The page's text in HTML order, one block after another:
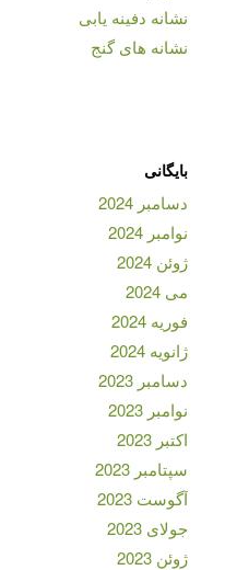
نشانه دفینه یابی
نشانه های گنج
بایگانی
دسامبر 2024
نوامبر 2024
ژوئن 2024
می 2024
فوریه 2024
ژانویه 2024
دسامبر 2023
نوامبر 2023
اکتبر 2023
سپتامبر 2023
آگوست 2023
جولای 2023
ژوئن 2023